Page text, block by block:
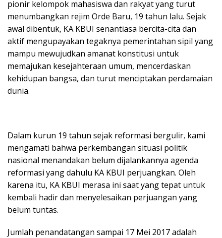
pionir kelompok mahasiswa dan rakyat yang turut
menumbangkan rejim Orde Baru, 19 tahun lalu. Sejak
awal dibentuk, KA KBUI senantiasa bercita-cita dan
aktif mengupayakan tegaknya pemerintahan sipil yang
mampu mewujudkan amanat konstitusi untuk
memajukan kesejahteraan umum, mencerdaskan
kehidupan bangsa, dan turut menciptakan perdamaian
dunia.
Dalam kurun 19 tahun sejak reformasi bergulir, kami
mengamati bahwa perkembangan situasi politik
nasional menandakan belum dijalankannya agenda
reformasi yang dahulu KA KBUI perjuangkan. Oleh
karena itu, KA KBUI merasa ini saat yang tepat untuk
kembali hadir dan menyelesaikan perjuangan yang
belum tuntas.
Jumlah penandatangan sampai 17 Mei 2017 adalah